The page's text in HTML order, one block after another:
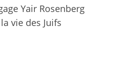
Yair Rosenberg
vie des Juifs